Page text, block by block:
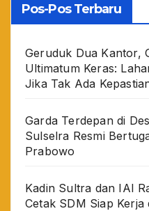
Pos-Pos Terbaru
Geruduk Dua Kantor,
Ultimatum Keras:
Jika Tak Ada
Garda Terdepan di
Sulselra Resmi
Prabowo
Kadin Sultra dan IAI
Cetak SDM Siap